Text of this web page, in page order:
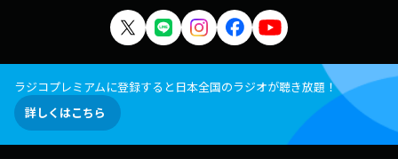
ラジコプレミアムに登録すると日本全国のラジオが聴き放題！
詳しくはこちら